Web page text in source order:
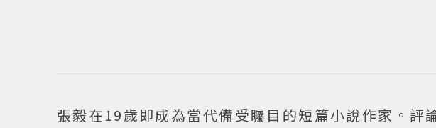
張毅在19歲即成為當代備受矚目的短篇小說作家。評